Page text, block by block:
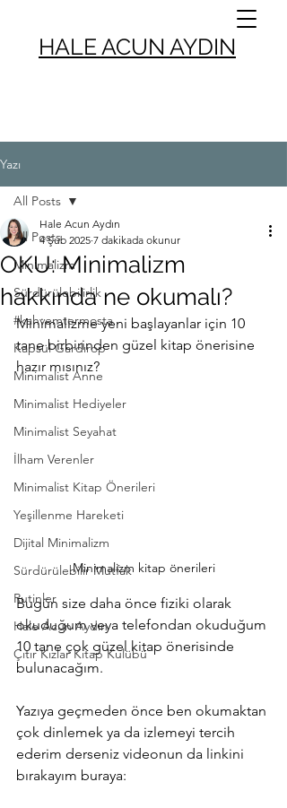
HALE ACUN AYDIN
Yazı
All Posts
Minimalizm
Sürdürülebilirlik
#kahvemtermosta
Kapsül Gardırop
Minimalist Anne
Minimalist Hediyeler
Minimalist Seyahat
İlham Verenler
Minimalist Kitap Önerileri
Yeşillenme Hareketi
Dijital Minimalizm
Sürdürülebilir Mutfak
Rutinler
Hale Acun Aydın
Çıtır Kızlar Kitap Kulübü
All Posts
OKU: Minimalizm
hakkında ne okumalı?
Hale Acun Aydın
4 Şub 2025 7 dakikada okunur
Minimalizme yeni başlayanlar için 10
tane birbirinden güzel kitap önerisine
hazır mısınız?
Minimalizm kitap önerileri
Bugün size daha önce fiziki olarak
okuduğum veya telefondan okuduğum
10 tane çok güzel kitap önerisinde
bulunacağım.
Yazıya geçmeden önce ben okumaktan
çok dinlemek ya da izlemeyi tercih
ederim derseniz videonun da linkini
bırakayım buraya: